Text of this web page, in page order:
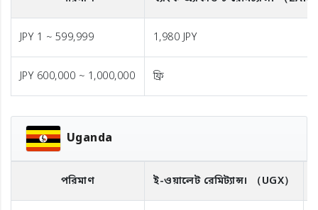
JPY 1 ~ 599,999 1,980 JPY
JPY 600,000 ~ 1,000,000 ফ্রি
Uganda
পরিমাণ ই-ওয়ালেট রেমিট্যান্স। （UGX）